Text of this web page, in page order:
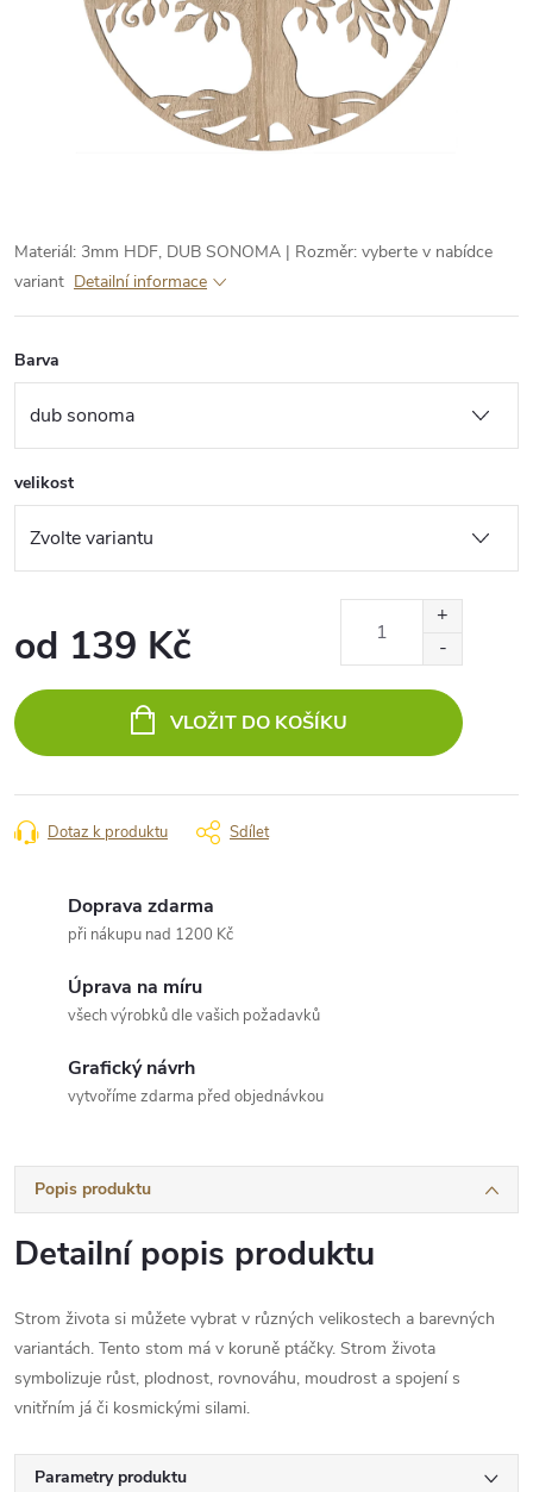
Materiál: 3mm HDF, DUB SONOMA | Rozměr: vyberte v nabídce
variant Detailní informace
Barva
velikost
od 139 Kč
cena:
VLOŽIT DO KOŠÍKU
Dotaz k produktu Sdílet
Doprava zdarma
při nákupu nad 1200 Kč
Úprava na míru
všech výrobků dle vašich požadavků
Grafický návrh
vytvoříme zdarma před objednávkou
Popis produktu
Detailní popis produktu
Strom života si můžete vybrat v různých velikostech a barevných
variantách. Tento stom má v koruně ptáčky. Strom života
symbolizuje růst, plodnost, rovnováhu, moudrost a spojení s
vnitřním já či kosmickými silami.
Parametry produktu